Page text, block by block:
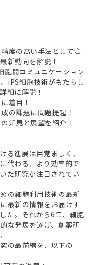
度の高い手法として注
新動向を解説！
胞間コミュニケーション
iPS細胞技術がもたらし
細に解説！
着目！
の課題に問題提起！
知見と展望を紹介！
る進展は目覚ましく、
代わる、より効率的で
た研究が注目されてい
の細胞利用技術の最新
最新の情報をお届けす
た。それから6年、細胞
な発展を遂げ、創薬研
の最前線を、以下の